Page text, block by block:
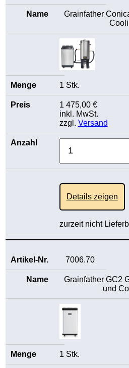
Grainfather
1 Stk.
1 475,00 €
inkl. MwSt.
zzgl. Versand
Details zeigen
zurzeit nicht
7006.70
Grainfather GC2
und
1 Stk.